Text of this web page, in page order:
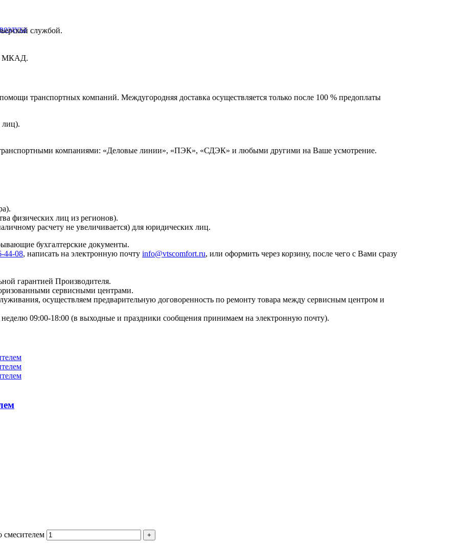
службой.
МКАД.
транспортных компаний. Междугородняя доставка осуществляется только после 100 % предоплаты
лиц).
компаниями: «Деловые линии», «ПЭК», «СДЭК» и любыми другими на Ваше усмотрение.
физических лиц из регионов).
расчету не увеличивается) для юридических лиц.
бухгалтерские документы.
44-08, написать на электронную почту info@vtscomfort.ru, или оформить через корзину, после чего с Вами сразу
гарантией Производителя.
сервисными центрами.
осуществляем предварительную договоренность по ремонту товара между сервисным центром и
09:00-18:00 (в выходные и праздники сообщения принимаем на электронную почту).
смесителем